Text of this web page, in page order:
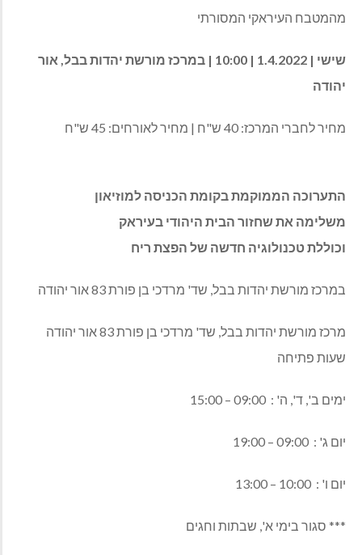
מהמטבח העיראקי המסורתי
שישי | 1.4.2022 | 10:00 | במרכז מורשת יהדות בבל, אור
יהודה
מחיר לחברי המרכז: 40 ש"ח | מחיר לאורחים: 45 ש"ח
התערוכה הממוקמת בקומת הכניסה למוזיאון
משלימה את שחזור הבית היהודי בעיראק
וכוללת טכנולוגיה חדשה של הפצת ריח
במרכז מורשת יהדות בבל, שד' מרדכי בן פורת 83 אור יהודה
מרכז מורשת יהדות בבל, שד' מרדכי בן פורת 83 אור יהודה
שעות פתיחה
ימים ב', ד', ה' : 09:00 – 15:00
יום ג' : 09:00 – 19:00
יום ו' : 10:00 – 13:00
*** סגור בימי א', שבתות וחגים